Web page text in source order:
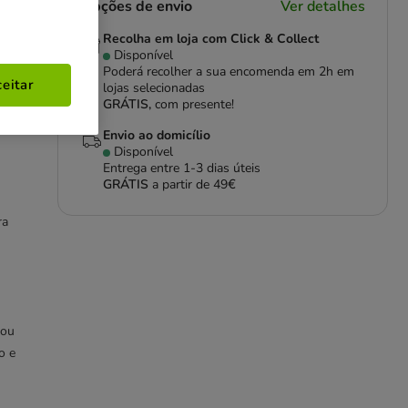
e
Opções de envio Ver detalhes
Recolha em loja com Click & Collect
Disponível
Poderá recolher a sua encomenda em 2h em
lojas selecionadas
GRÁTIS,com presente!
Envio ao domicílio
Disponível
Entrega entre 1-3 dias úteis
GRÁTIS a partir de 49€